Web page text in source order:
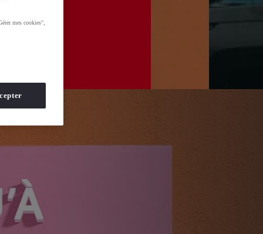
mes cookies",